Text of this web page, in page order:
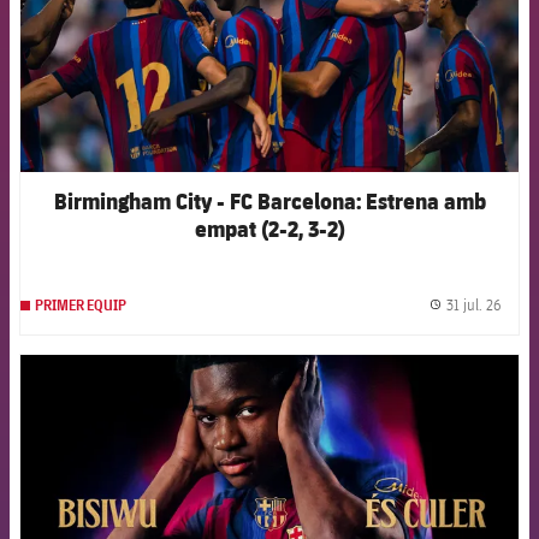
Birmingham City - FC Barcelona: Estrena amb
empat (2-2, 3-2)
PRIMER EQUIP 31 jul. 26
FCB Barcelona badge